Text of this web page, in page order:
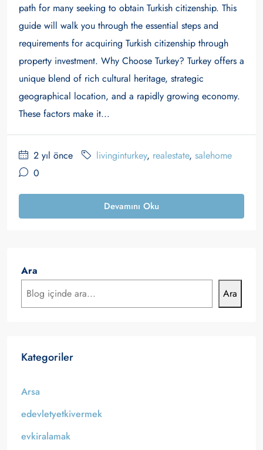
path for many seeking to obtain Turkish citizenship. This
guide will walk you through the essential steps and
requirements for acquiring Turkish citizenship through
property investment. Why Choose Turkey? Turkey offers a
unique blend of rich cultural heritage, strategic
geographical location, and a rapidly growing economy.
These factors make it...
2 yıl önce livinginturkey, realestate, salehome
0
Devamını Oku
Ara
Ara
Kategoriler
Arsa
edevletyetkivermek
evkiralamak